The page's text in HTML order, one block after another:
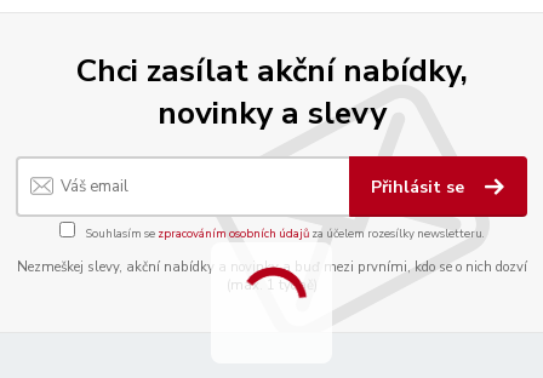
Chci zasílat akční nabídky,
novinky a slevy
Přihlásit se
Souhlasím se zpracováním osobních údajůza účelem rozesílky newsletteru.
Nezmeškej slevy, akční nabídky a novinky a buď mezi prvními, kdo se o nich dozví
(max. 1 týdně)